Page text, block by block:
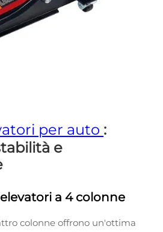
per auto :
e
a 4 colonne
colonne offrono un'ottima